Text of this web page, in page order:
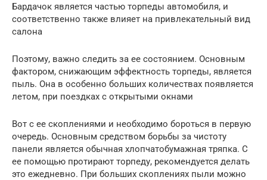
Бардачок является частью торпеды автомобиля, и
соответственно также влияет на привлекательный вид
салона
Поэтому, важно следить за ее состоянием. Основным
фактором, снижающим эффектность торпеды, является
пыль. Она в особенно больших количествах появляется
летом, при поездках с открытыми окнами
Вот с ее скоплениями и необходимо бороться в первую
очередь. Основным средством борьбы за чистоту
панели является обычная хлопчатобумажная тряпка. С
ее помощью протирают торпеду, рекомендуется делать
это ежедневно. При больших скоплениях пыли можно